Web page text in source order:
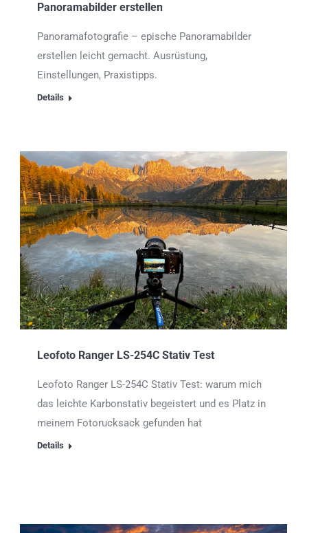
Panoramabilder erstellen
Panoramafotografie – epische Panoramabilder
erstellen leicht gemacht. Ausrüstung,
Einstellungen, Praxistipps.
Details
Leofoto Ranger LS-254C Stativ Test
Leofoto Ranger LS-254C Stativ Test: warum mich
das leichte Karbonstativ begeistert und es Platz in
meinem Fotorucksack gefunden hat
Details